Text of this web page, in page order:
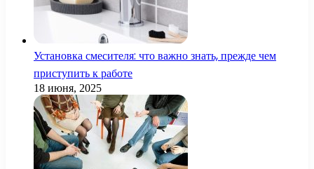
Установка смесителя: что важно знать, прежде чем
приступить к работе
18 июня, 2025